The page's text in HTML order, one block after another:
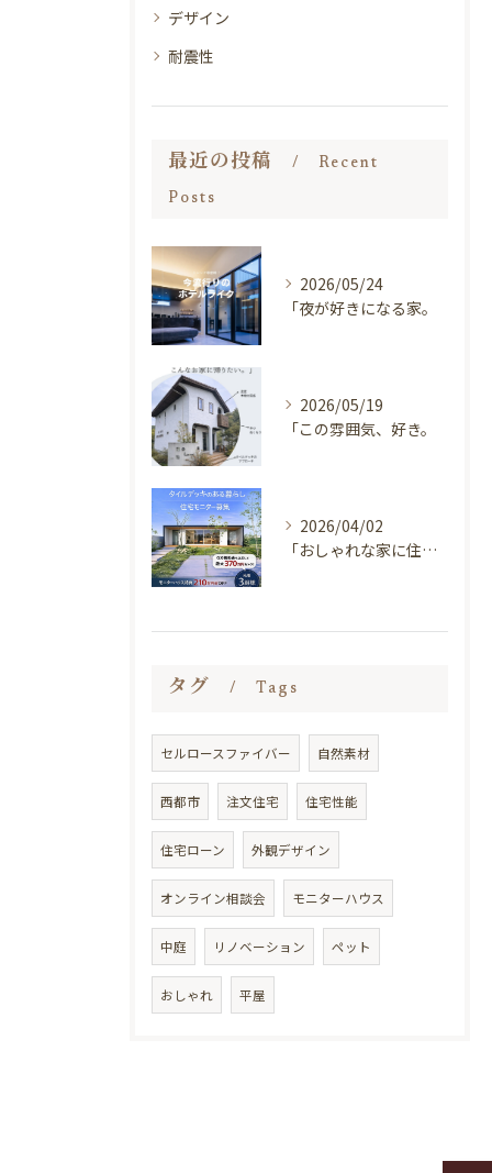
デザイン
耐震性
最近の投稿 Recent
Posts
2026/05/24
「夜が好きになる家。
2026/05/19
「この雰囲気、好き。
2026/04/02
「おしゃれな家に住みたい。
タグ Tags
セルロースファイバー 自然素材
西都市 注文住宅 住宅性能
住宅ローン 外観デザイン
オンライン相談会 モニターハウス
中庭 リノベーション ペット
おしゃれ 平屋